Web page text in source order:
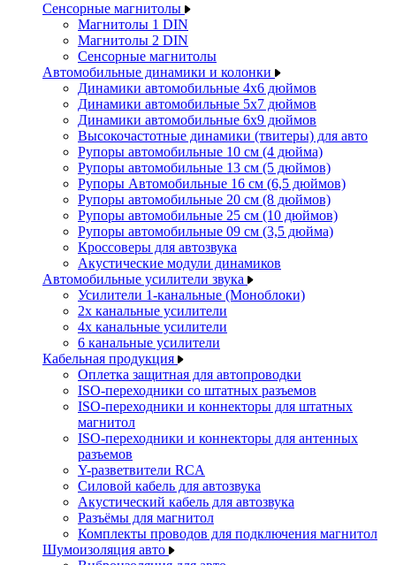
Сенсорные магнитолы
Магнитолы 1 DIN
Магнитолы 2 DIN
Сенсорные магнитолы
Автомобильные динамики и колонки
Динамики автомобильные 4x6 дюймов
Динамики автомобильные 5x7 дюймов
Динамики автомобильные 6x9 дюймов
Высокочастотные динамики (твитеры) для авто
Рупоры автомобильные 10 см (4 дюйма)
Рупоры автомобильные 13 см (5 дюймов)
Рупоры Автомобильные 16 см (6,5 дюймов)
Рупоры автомобильные 20 см (8 дюймов)
Рупоры автомобильные 25 см (10 дюймов)
Рупоры автомобильные 09 см (3,5 дюйма)
Кроссоверы для автозвука
Акустические модули динамиков
Автомобильные усилители звука
Усилители 1-канальные (Моноблоки)
2х канальные усилители
4х канальные усилители
6 канальные усилители
Кабельная продукция
Оплетка защитная для автопроводки
ISO-переходники со штатных разъемов
ISO-переходники и коннекторы для штатных
магнитол
ISO-переходники и коннекторы для антенных
разъемов
Y-разветвители RCA
Силовой кабель для автозвука
Акустический кабель для автозвука
Разъёмы для магнитол
Комплекты проводов для подключения магнитол
Шумоизоляция авто